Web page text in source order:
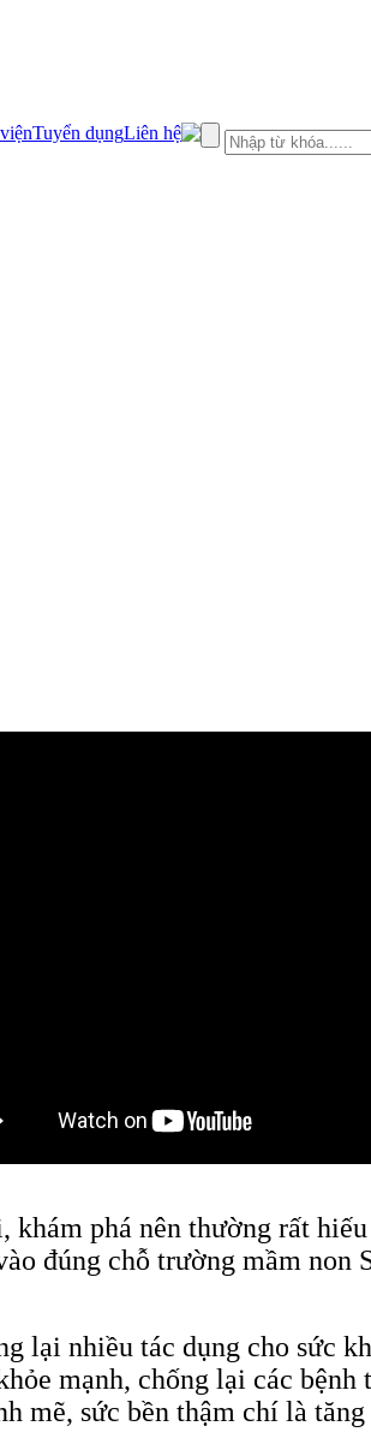
Tuyển dụngLiên hệ
phá nên thường rất
đúng chỗ trường mầm
lại nhiều tác dụng cho sức
mạnh, chống lại các
mẽ, sức bền thậm chí là